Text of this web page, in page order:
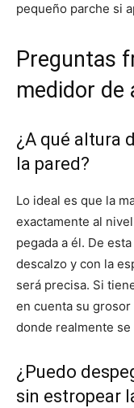
pequeño parche si
Preguntas
medidor de
¿A qué altura
la pared?
Lo ideal es que la
exactamente al
pegada a él. De
descalzo y con la
será precisa. Si
en cuenta su
donde realmente se
¿Puedo
sin estropear